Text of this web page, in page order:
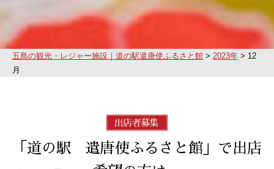
五島の観光・レジャー施設｜道の駅遣唐使ふるさと館 > 2023年 > 12
月
「道の駅 遣唐使ふるさと館」で出店